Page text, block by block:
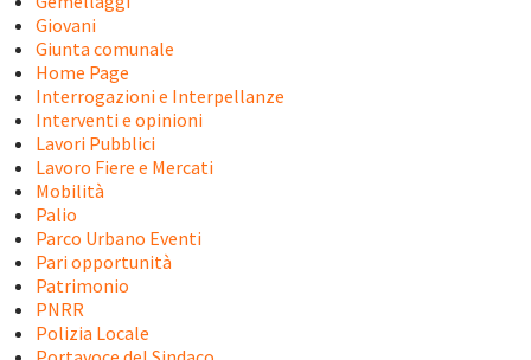
Giovani
Giunta comunale
Home Page
Interrogazioni e Interpellanze
Interventi e opinioni
Lavori Pubblici
Lavoro Fiere e Mercati
Mobilità
Palio
Parco Urbano Eventi
Pari opportunità
Patrimonio
PNRR
Polizia Locale